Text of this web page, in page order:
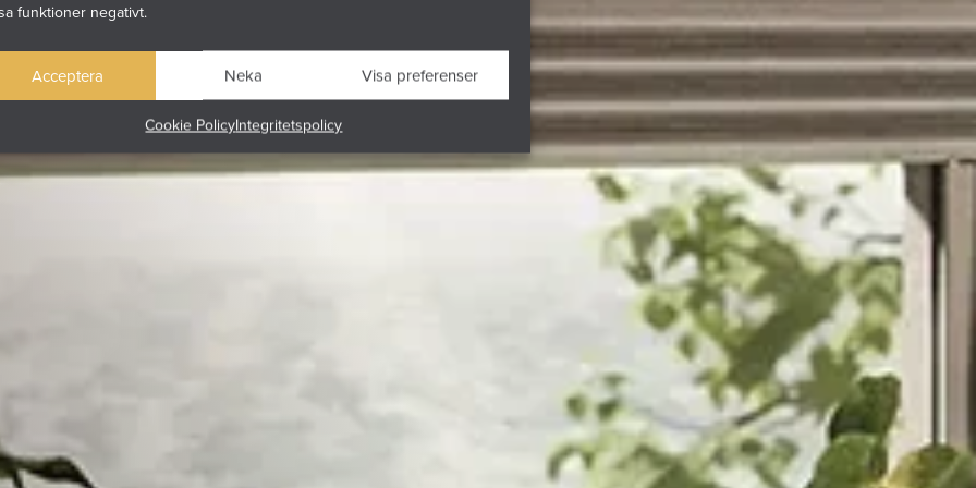
funktioner negativt.
Acceptera Neka Visa preferenser
Cookie PolicyIntegritetspolicy